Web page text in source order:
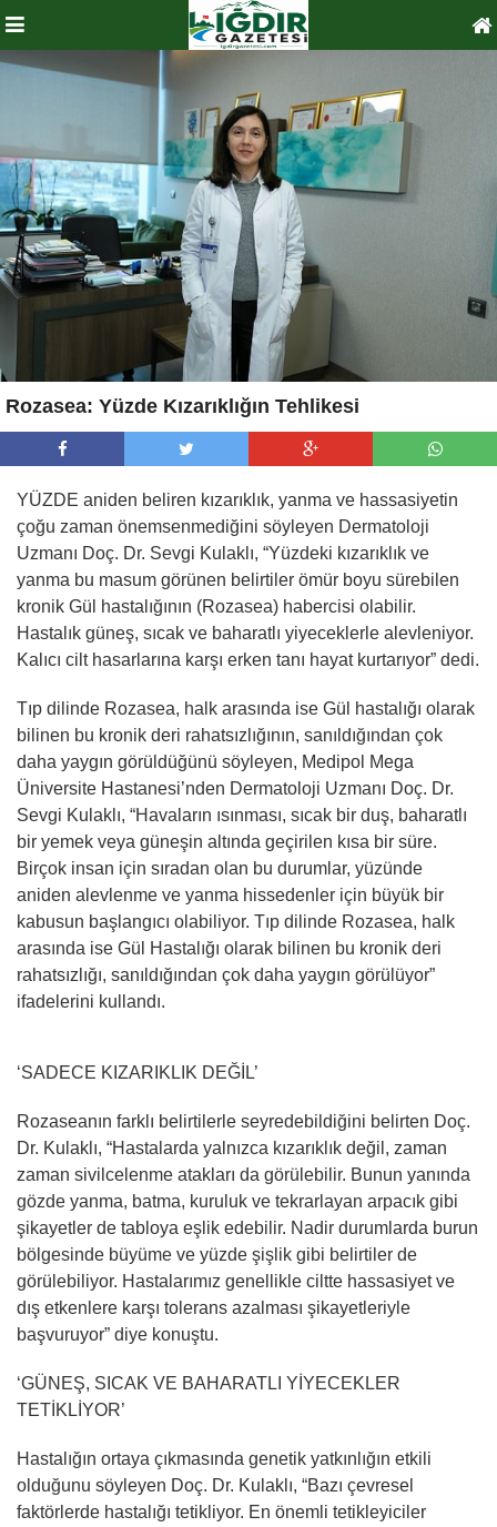
Rozasea: Yüzde Kızarıklığın Tehlikesi
YÜZDE aniden beliren kızarıklık, yanma ve hassasiyetin
çoğu zaman önemsenmediğini söyleyen Dermatoloji
Uzmanı Doç. Dr. Sevgi Kulaklı, “Yüzdeki kızarıklık ve
yanma bu masum görünen belirtiler ömür boyu sürebilen
kronik Gül hastalığının (Rozasea) habercisi olabilir.
Hastalık güneş, sıcak ve baharatlı yiyeceklerle alevleniyor.
Kalıcı cilt hasarlarına karşı erken tanı hayat kurtarıyor” dedi.
Tıp dilinde Rozasea, halk arasında ise Gül hastalığı olarak
bilinen bu kronik deri rahatsızlığının, sanıldığından çok
daha yaygın görüldüğünü söyleyen, Medipol Mega
Üniversite Hastanesi’nden Dermatoloji Uzmanı Doç. Dr.
Sevgi Kulaklı, “Havaların ısınması, sıcak bir duş, baharatlı
bir yemek veya güneşin altında geçirilen kısa bir süre.
Birçok insan için sıradan olan bu durumlar, yüzünde
aniden alevlenme ve yanma hissedenler için büyük bir
kabusun başlangıcı olabiliyor. Tıp dilinde Rozasea, halk
arasında ise Gül Hastalığı olarak bilinen bu kronik deri
rahatsızlığı, sanıldığından çok daha yaygın görülüyor”
ifadelerini kullandı.
‘SADECE KIZARIKLIK DEĞİL’
Rozaseanın farklı belirtilerle seyredebildiğini belirten Doç.
Dr. Kulaklı, “Hastalarda yalnızca kızarıklık değil, zaman
zaman sivilcelenme atakları da görülebilir. Bunun yanında
gözde yanma, batma, kuruluk ve tekrarlayan arpacık gibi
şikayetler de tabloya eşlik edebilir. Nadir durumlarda burun
bölgesinde büyüme ve yüzde şişlik gibi belirtiler de
görülebiliyor. Hastalarımız genellikle ciltte hassasiyet ve
dış etkenlere karşı tolerans azalması şikayetleriyle
başvuruyor” diye konuştu.
‘GÜNEŞ, SICAK VE BAHARATLI YİYECEKLER
TETİKLİYOR’
Hastalığın ortaya çıkmasında genetik yatkınlığın etkili
olduğunu söyleyen Doç. Dr. Kulaklı, “Bazı çevresel
faktörlerde hastalığı tetikliyor. En önemli tetikleyiciler